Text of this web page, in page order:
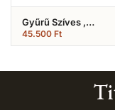
Gyűrű Szíves ,
Kislányoknak (Nr.5)
45.500 Ft